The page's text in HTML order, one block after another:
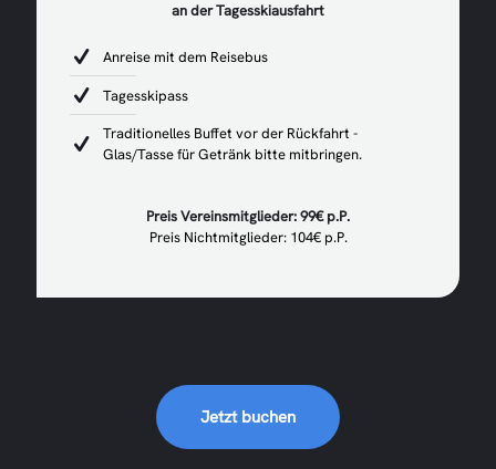
an der Tagesskiausfahrt
Anreise mit dem Reisebus
Tagesskipass
Traditionelles Buffet vor der Rückfahrt -
Glas/Tasse für Getränk bitte mitbringen.
Preis Vereinsmitglieder: 99€ p.P.
Preis Nichtmitglieder: 104€ p.P.
Jetzt buchen